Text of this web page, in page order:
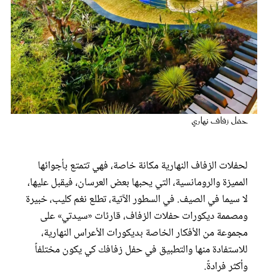
حفل زفاف نهاري
لحفلات الزفاف النهارية مكانة خاصة، فهي تتمتع بأجوائها
المميزة والرومانسية، التي يحبها بعض العرسان، فيقبل عليها،
لا سيما في الصيف. في السطور الآتية، تطلع نغم كليب، خبيرة
ومصممة ديكورات حفلات الزفاف، قارئات «سيدتي» على
مجموعة من الأفكار الخاصة بديكورات الأعراس النهارية،
للاستفادة منها والتطبيق في حفل زفافك كي يكون مختلفاً
وأكثر فرادةً.
مجلة سيدتي
غلاف رفمي